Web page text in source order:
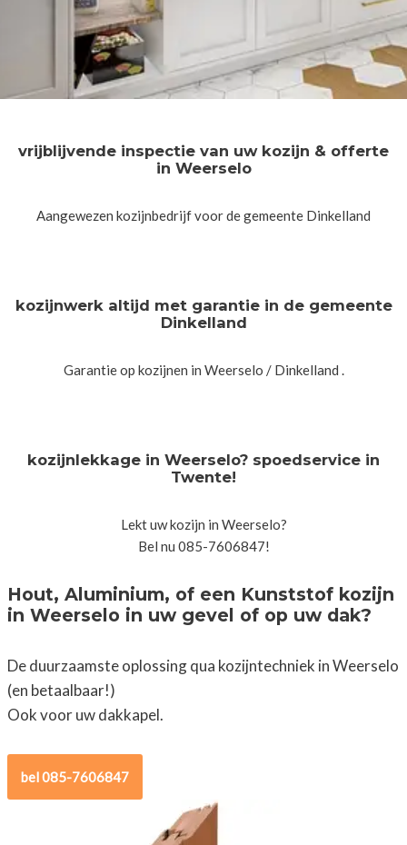
vrijblijvende inspectie van uw kozijn & offerte
in Weerselo
Aangewezen kozijnbedrijf voor de gemeente Dinkelland
kozijnwerk altijd met garantie in de gemeente
Dinkelland
Garantie op kozijnen in Weerselo / Dinkelland .
kozijnlekkage in Weerselo? spoedservice in
Twente!
Lekt uw kozijn in Weerselo?
Bel nu 085-7606847!
Hout, Aluminium, of een Kunststof kozijn
in Weerselo in uw gevel of op uw dak?
De duurzaamste oplossing qua kozijntechniek in Weerselo
(en betaalbaar!)
Ook voor uw dakkapel.
bel 085-7606847